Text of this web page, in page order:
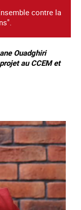
contre la
Ouadghiri
au CCEM et